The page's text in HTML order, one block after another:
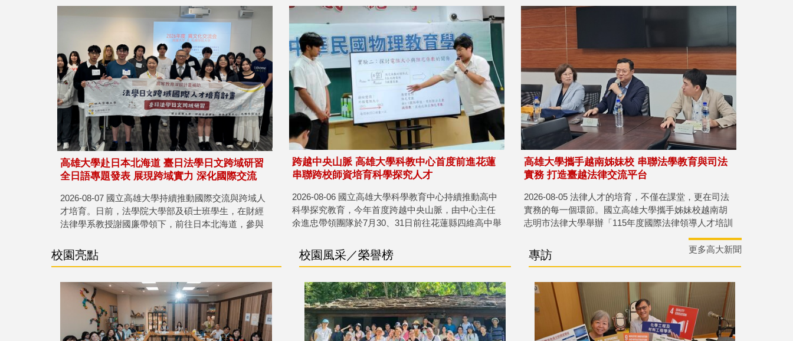
高雄大學赴日本北海道 臺日法學日文跨域研習
全日語專題發表 展現跨域實力 深化國際交流
2026-08-07 國立高雄大學持續推動國際交流與跨域人
才培育。日前，法學院大學部及碩士班學生，在財經
法律學系教授謝國廉帶領下，前往日本北海道，參與
法學日文跨域研習活動」...
跨越中央山脈 高雄大學科教中心首度前進花蓮
串聯跨校師資培育科學探究人才
2026-08-06 國立高雄大學科學教育中心持續推動高中
科學探究教育，今年首度跨越中央山脈，由中心主任
余進忠帶領團隊於7月30、31日前往花蓮縣四維高中舉
究實作、數據分析及人工智慧輔助等課程，將優質科
學教育資源延伸至東部，也為跨區域科學教育合作開
高雄大學攜手越南姊妹校 串聯法學教育與司法
實務 打造臺越法律交流平台
2026-08-05 法律人才的培育，不僅在課堂，更在司法
實務的每一個環節。國立高雄大學攜手姊妹校越南胡
志明市法律大學舉辦「115年度國際法律領導人才培訓
營」，結合全英文課程與司法、行政及法律服務等實
務參訪，讓兩校師生走進臺灣法治現場，深入了解臺
灣法治運作，深化臺越法學教育合作，培育兼具國際
更多高大新聞
校園亮點 校園風采／榮譽榜 專訪